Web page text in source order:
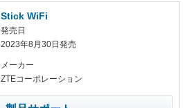
Stick WiFi
発売日
2023年8月30日発売
メーカー
ZTEコーポレーション